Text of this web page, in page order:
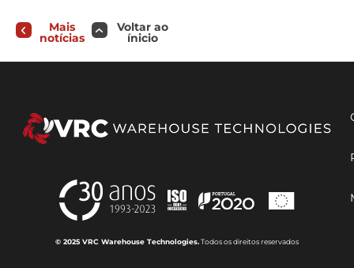
Mais
notícias
Voltar ao
ínicio
© 2025 VRC Warehouse Technologies.Todos os direitos reservados